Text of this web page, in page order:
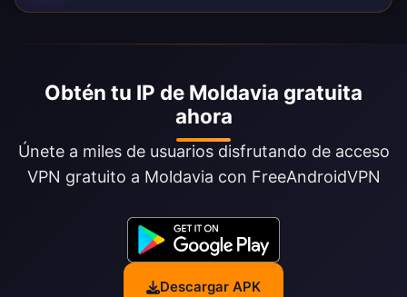
Obtén tu IP de Moldavia gratuita
ahora
Únete a miles de usuarios disfrutando de acceso
VPN gratuito a Moldavia con FreeAndroidVPN
Descargar APK